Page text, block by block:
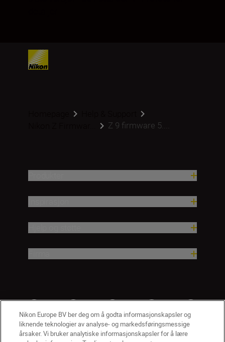
Z 9 firmware 5....
Nikon Europe BV ber deg om å godta informasjonskapsler og
liknende teknologier av analyse- og markedsføringsmessige
årsaker. Vi bruker analytiske informasjonskapsler for å lære